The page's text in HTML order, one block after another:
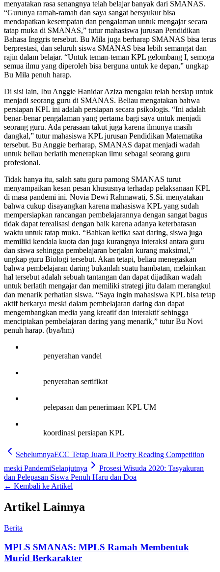
menyatakan rasa senangnya telah belajar banyak dari SMANAS.
“Gurunya ramah-ramah dan saya sangat bersyukur bisa
mendapatkan kesempatan dan pengalaman untuk mengajar secara
tatap muka di SMANAS,” tutur mahasiswa jurusan Pendidikan
Bahasa Inggris tersebut. Bu Mila juga berharap SMANAS bisa terus
berprestasi, dan seluruh siswa SMANAS bisa lebih semangat dan
rajin dalam belajar. “Untuk teman-teman KPL gelombang I, semoga
semua ilmu yang diperoleh bisa berguna untuk ke depan,” ungkap
Bu Mila penuh harap.
Di sisi lain, Ibu Anggie Hanidar Aziza mengaku telah bersiap untuk
menjadi seorang guru di SMANAS. Beliau mengatakan bahwa
persiapan KPL ini adalah persiapan secara psikologis. “Ini adalah
benar-benar pengalaman yang pertama bagi saya untuk menjadi
seorang guru. Ada perasaan takut juga karena ilmunya masih
dangkal,” tutur mahasiswa KPL jurusan Pendidikan Matematika
tersebut. Bu Anggie berharap, SMANAS dapat menjadi wadah
untuk beliau berlatih menerapkan ilmu sebagai seorang guru
profesional.
Tidak hanya itu, salah satu guru pamong SMANAS turut
menyampaikan kesan pesan khususnya terhadap pelaksanaan KPL
di masa pandemi ini. Novia Dewi Rahmawati, S.Si. menyatakan
bahwa cukup disayangkan karena mahasiswa KPL yang sudah
mempersiapkan rancangan pembelajarannya dengan sangat bagus
tidak dapat terealisasi dengan baik karena adanya keterbatasan
waktu untuk tatap muka. “Bahkan ketika saat daring, siswa juga
memiliki kendala kuota dan juga kurangnya interaksi antara guru
dan siswa sehingga pembelajaran berjalan kurang maksimal,”
ungkap guru Biologi tersebut. Akan tetapi, beliau menegaskan
bahwa pembelajaran daring bukanlah suatu hambatan, melainkan
hal tersebut adalah sebuah tantangan dan dapat dijadikan wadah
untuk berlatih mengajar dan memiliki strategi jitu dalam merangkul
dan menarik perhatian siswa. “Saya ingin mahasiswa KPL bisa tetap
aktif berkarya meski dalam pembelajaran daring dan dapat
mengembangkan media yang kreatif dan interaktif sehingga
menciptakan pembelajaran daring yang menarik,” tutur Bu Novi
penuh harap. (bya/hm)
penyerahan vandel
penyerahan sertifikat
pelepasan dan penerimaan KPL UM
koordinasi persiapan KPL
SebelumnyaECC Tetap Juara II Poetry Reading Competition
meski PandemiSelanjutnya
Prosesi Wisuda 2020: Tasyakuran
dan Pelepasan Siswa Penuh Haru dan Doa
← Kembali ke Artikel
Artikel Lainnya
Berita
MPLS SMANAS: MPLS Ramah Membentuk
Murid Berkarakter